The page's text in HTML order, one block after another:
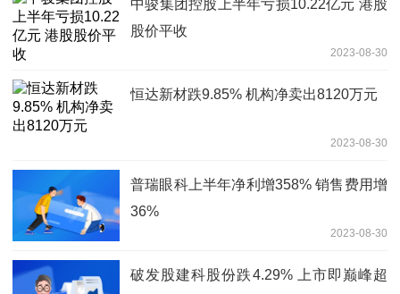
中骏集团控股上半年亏损10.22亿元 港股
股价平收
2023-08-30
恒达新材跌9.85% 机构净卖出8120万元
2023-08-30
普瑞眼科上半年净利增358% 销售费用增
36%
2023-08-30
破发股建科股份跌4.29% 上市即巅峰超